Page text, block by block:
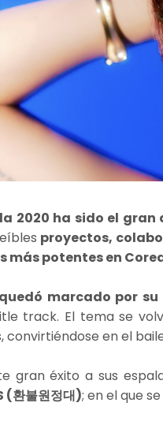
2020 ha sido el gran
proyectos,
más potentes en
marcado por
track. El tema se
convirtiéndose en el
gran éxito a sus
(환불원정대); en el que